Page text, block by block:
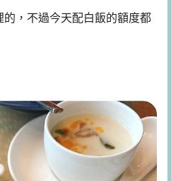
，不過今天配白飯的額度都